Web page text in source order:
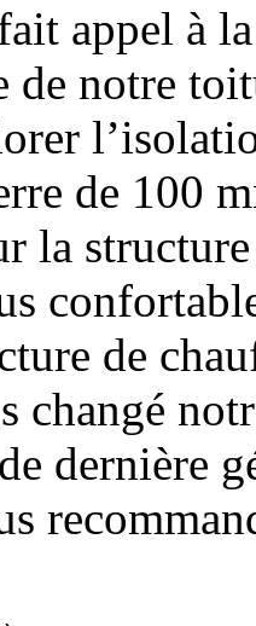
appel à
de notre
de 100
la
de
changé
dernière